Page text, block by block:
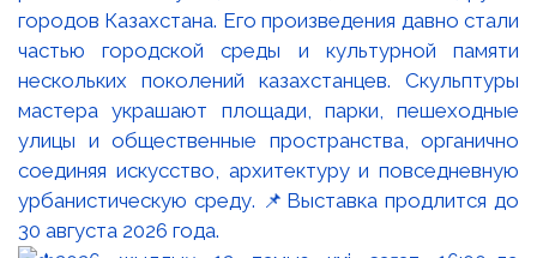
городов Казахстана. Его произведения давно стали
частью городской среды и культурной памяти
нескольких поколений казахстанцев. Скульптуры
мастера украшают площади, парки, пешеходные
улицы и общественные пространства, органично
соединяя искусство, архитектуру и повседневную
урбанистическую среду. 📌Выставка продлится до
30 августа 2026 года.